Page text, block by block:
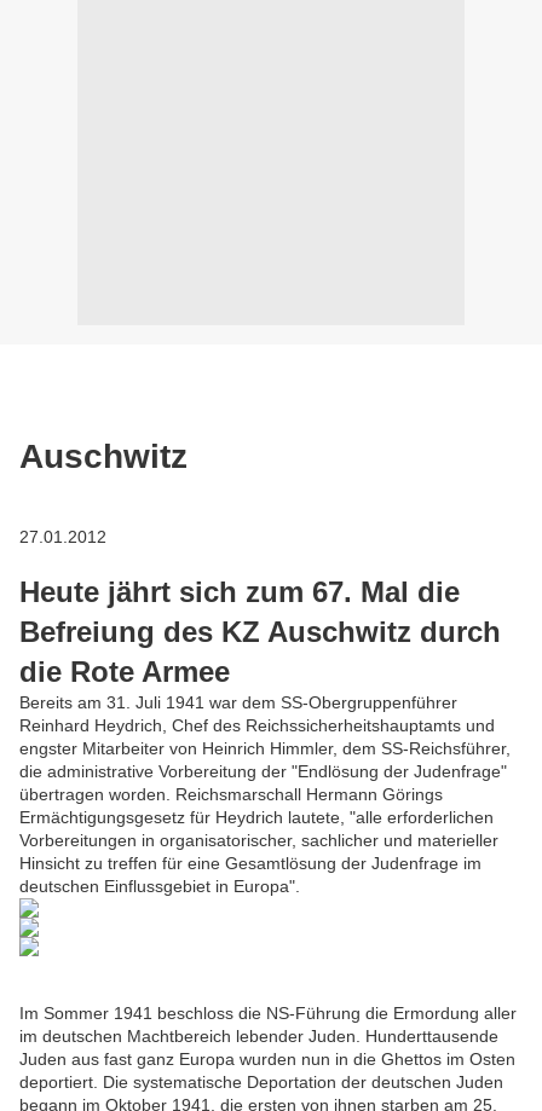
Auschwitz
27.01.2012
Heute jährt sich zum 67. Mal die
Befreiung des KZ Auschwitz durch
die Rote Armee
Bereits am 31. Juli 1941 war dem SS-Obergruppenführer
Reinhard Heydrich, Chef des Reichssicherheitshauptamts und
engster Mitarbeiter von Heinrich Himmler, dem SS-Reichsführer,
die administrative Vorbereitung der "Endlösung der Judenfrage"
übertragen worden. Reichsmarschall Hermann Görings
Ermächtigungsgesetz für Heydrich lautete, "alle erforderlichen
Vorbereitungen in organisatorischer, sachlicher und materieller
Hinsicht zu treffen für eine Gesamtlösung der Judenfrage im
deutschen Einflussgebiet in Europa".
Im Sommer 1941 beschloss die NS-Führung die Ermordung aller
im deutschen Machtbereich lebender Juden. Hunderttausende
Juden aus fast ganz Europa wurden nun in die Ghettos im Osten
deportiert. Die systematische Deportation der deutschen Juden
begann im Oktober 1941, die ersten von ihnen starben am 25.